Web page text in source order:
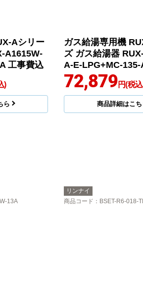
Aシリー
A1615W-
工事費込
)
ら
ガス給湯専用機
ズ ガス給湯器
A-E-LPG+MC-135-
72,879円(税
商品詳細はこち
13A
リンナイ
商品コード ：BSET-R6-018-